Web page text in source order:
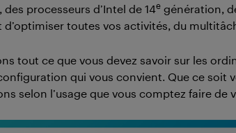
processeurs d’Intel de 14e génération,
toutes vos activités, du
tout ce que vous devez savoir sur les
qui vous convient. Que ce soit
selon l’usage que vous comptez faire de